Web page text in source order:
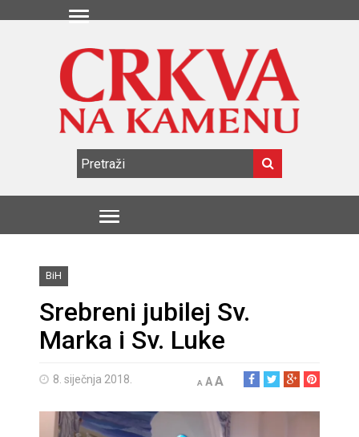
BiH
Srebreni jubilej Sv.
Marka i Sv. Luke
8. siječnja 2018. A AA